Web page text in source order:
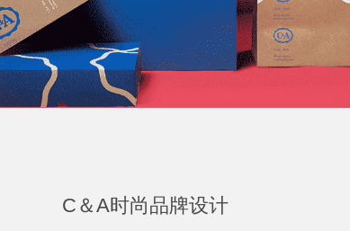
C＆A时尚品牌设计